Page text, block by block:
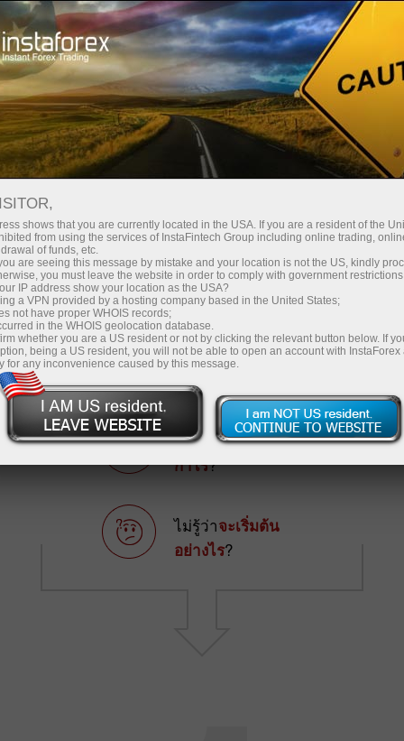
เราขอนำเสนอบัญชีที่ดีที่สุดจากทั้ง 5 คนเพื่อการคัดลอกตาม
ระบบ InstaForex ForexCopy หรือเพื่อการลงทุนผ่านทางระบบ
PAMM
การเริ่มต้นขั้น
แรก
ต้องการจะทำ
กำไร?
ไม่รู้ว่าจะเริ่มต้น
อย่างไร?
shows that you are currently located in the USA. If you are a resident of the
from using the services of InstaFintech Group including online trading,
of funds, etc.
are seeing this message by mistake and your location is not the US, kindly
you must leave the website in order to comply with government
IP address show your location as the USA?
a VPN provided by a hosting company based in the United States;
not have proper WHOIS records;
in the WHOIS geolocation database.
whether you are a US resident or not by clicking the relevant button below. If
being a US resident, you will not be able to open an account with InstaForex
for any inconvenience caused by this message.